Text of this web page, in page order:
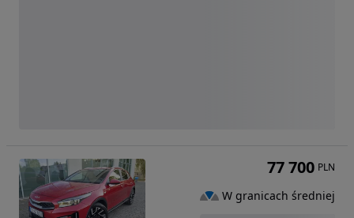
77 700 PLN
W granicach średniej